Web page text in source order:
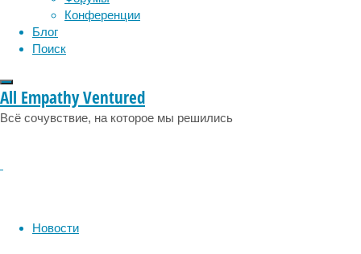
Конференции
Блог
Поиск
All Empathy Ventured
Всё сочувствие, на которое мы решились
Новости
лексику,
стабильности.
Если
двуязычной